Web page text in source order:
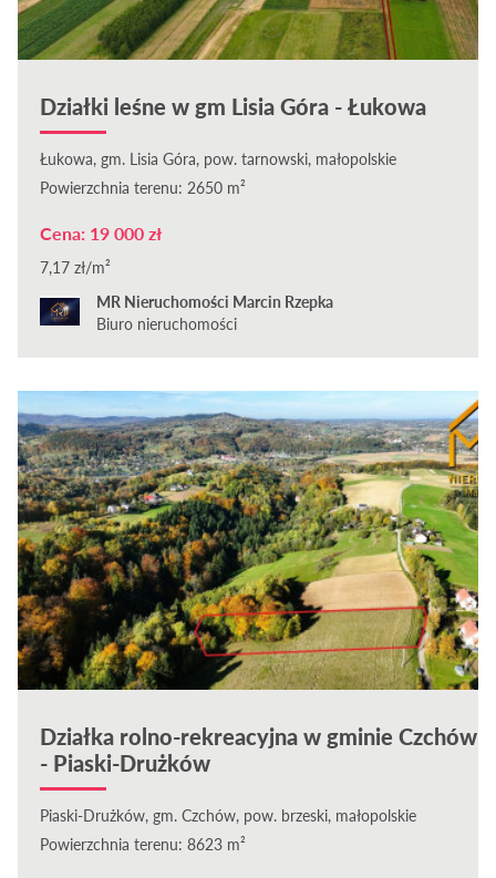
Działki leśne w gm Lisia Góra - Łukowa
Łukowa, gm. Lisia Góra, pow. tarnowski, małopolskie
Powierzchnia terenu: 2650 m²
Cena: 19 000 zł
7,17 zł/m²
MR Nieruchomości Marcin Rzepka
Biuro nieruchomości
Działka rolno-rekreacyjna w gminie Czchów
- Piaski-Drużków
Piaski-Drużków, gm. Czchów, pow. brzeski, małopolskie
Powierzchnia terenu: 8623 m²